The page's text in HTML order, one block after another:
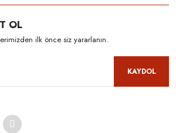
OL
ilk önce siz yararlanın.
KAYDOL